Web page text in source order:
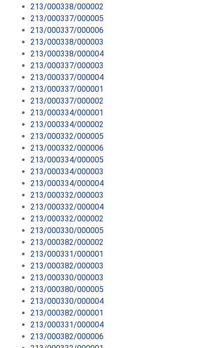
213/000338/000002
213/000337/000005
213/000337/000006
213/000338/000003
213/000338/000004
213/000337/000003
213/000337/000004
213/000337/000001
213/000337/000002
213/000334/000001
213/000334/000002
213/000332/000005
213/000332/000006
213/000334/000005
213/000334/000003
213/000334/000004
213/000332/000003
213/000332/000004
213/000332/000002
213/000330/000005
213/000382/000002
213/000331/000001
213/000382/000003
213/000330/000003
213/000380/000005
213/000330/000004
213/000382/000001
213/000331/000004
213/000382/000006